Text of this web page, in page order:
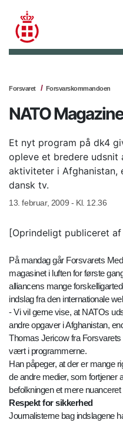
Forsvaret Forsvarskommandoen
NATO
Et nyt program på dk4
opleve et bredere udsnit
aktiviteter i Afghanistan,
dansk tv.
13. februar, 2009 - Kl. 12.36
[Oprindeligt publiceret
På mandag går Forsvarets
magasinet i luften for første
alliancens mange
indslag fra den internationale
- Vi vil gerne vise, at NATOs
andre opgaver i Afghanistan,
Thomas Jericow fra
vært i programmerne.
Han påpeger, at der er mange
de andre medier, som fortjener
befolkningen et mere
Respekt for sikkerhed
Journalisterne bag indslagene